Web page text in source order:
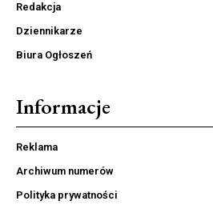
Redakcja
Dziennikarze
Biura Ogłoszeń
Informacje
Reklama
Archiwum numerów
Polityka prywatności